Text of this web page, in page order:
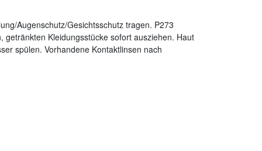
Augenschutz/Gesichtsschutz tragen. P273
getränkten Kleidungsstücke sofort ausziehen. Haut
spülen. Vorhandene Kontaktlinsen nach